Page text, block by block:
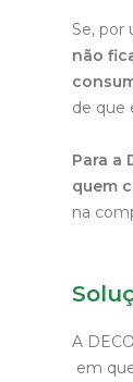
Se, por
não
de que
Para a
quem
na
A
em